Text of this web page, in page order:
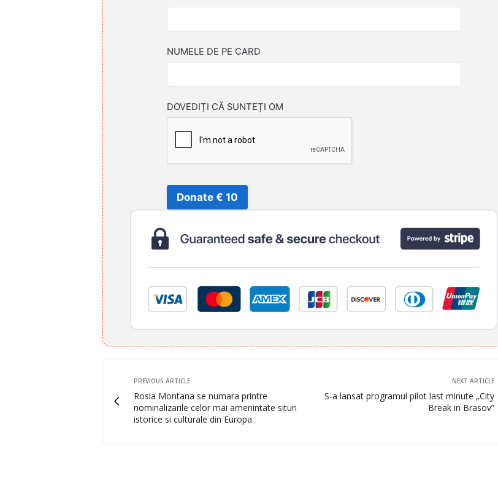
NUMELE DE PE CARD
DOVEDIȚI CĂ SUNTEȚI OM
Donate € 10
PREVIOUS ARTICLE
Rosia Montana se numara printre
nominalizarile celor mai amenintate situri
istorice si culturale din Europa
NEXT ARTICLE
S-a lansat programul pilot last minute „City
Break in Brasov”